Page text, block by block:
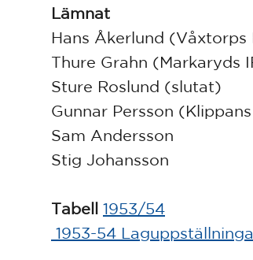
Lämnat
Hans Åkerlund (Våxtorps
Thure Grahn (Markaryds
Sture Roslund (slutat)
Gunnar Persson
Sam Andersson
Stig Johansson
Tabell 1953/54
1953-54